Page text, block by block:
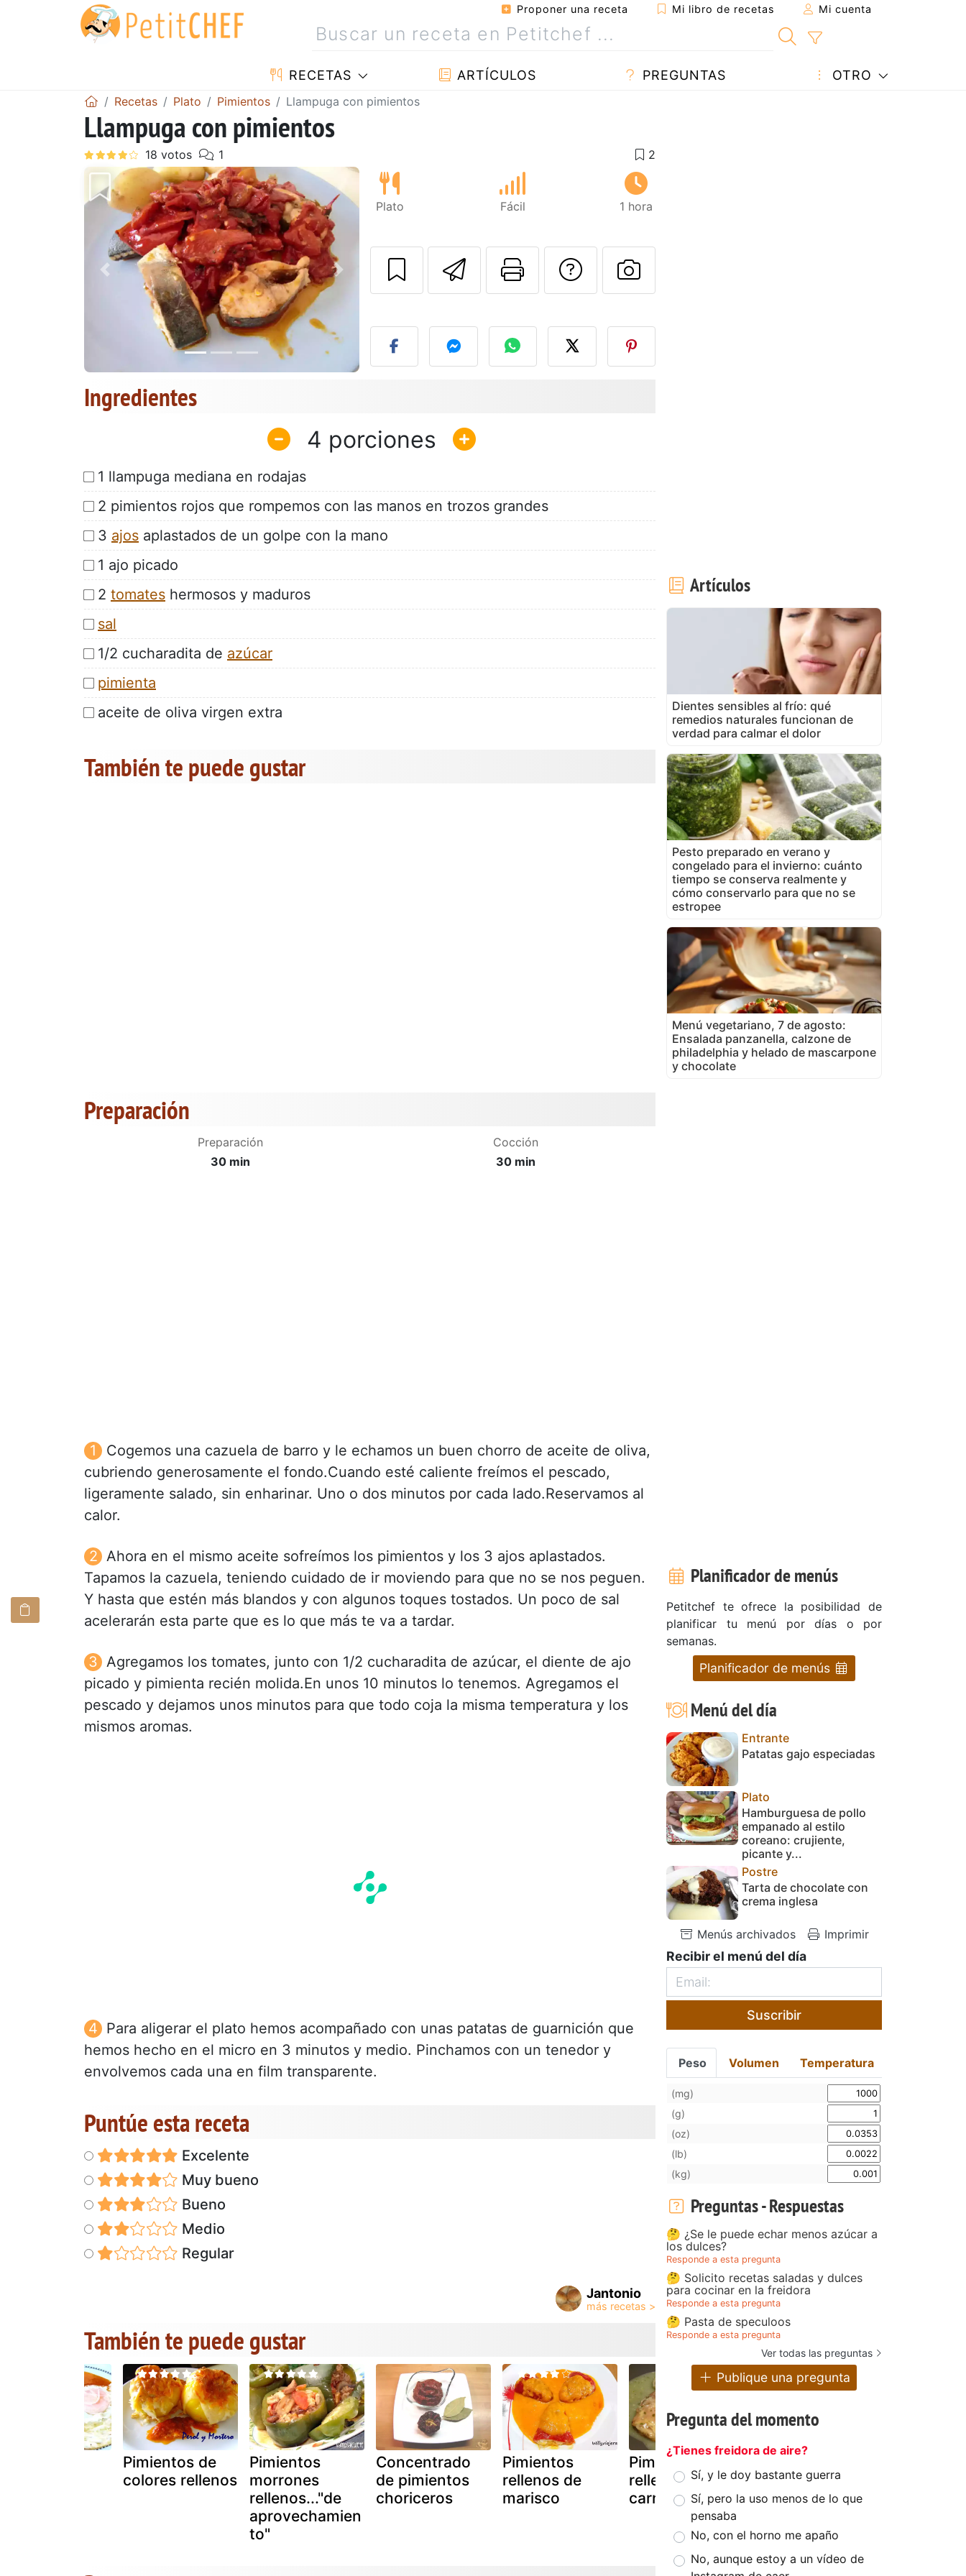
Proponer una receta Mi libro de recetas Mi cuenta
RECETAS ARTÍCULOS PREGUNTAS OTRO
Recetas Plato Pimientos Llampuga con pimientos
Llampuga con pimientos
Anterior Siguiente
Plato Fácil 1 hora
Enviar esta receta a un amigo
Imprimir esta página
Preguntar al autor
Publicar la foto de esta receta
Ingredientes
4
1 llampuga mediana en rodajas
2 pimientos rojos que rompemos con las manos en trozos grandes
3 ajos aplastados de un golpe con la mano
1 ajo picado
2 tomates hermosos y maduros
sal
1/2 cucharadita de azúcar
pimienta
aceite de oliva virgen extra
También te puede gustar
Preparación
Preparación
30 min
Cocción
30 min
Cogemos una cazuela de barro y le echamos un buen chorro de aceite de oliva,
cubriendo generosamente el fondo.Cuando esté caliente freímos el pescado,
ligeramente salado, sin enharinar. Uno o dos minutos por cada lado.Reservamos al
calor.
Ahora en el mismo aceite sofreímos los pimientos y los 3 ajos aplastados.
Tapamos la cazuela, teniendo cuidado de ir moviendo para que no se nos peguen.
Y hasta que estén más blandos y con algunos toques tostados. Un poco de sal
acelerarán esta parte que es lo que más te va a tardar.
Agregamos los tomates, junto con 1/2 cucharadita de azúcar, el diente de ajo
picado y pimienta recién molida.En unos 10 minutos lo tenemos. Agregamos el
pescado y dejamos unos minutos para que todo coja la misma temperatura y los
mismos aromas.
Para aligerar el plato hemos acompañado con unas patatas de guarnición que
hemos hecho en el micro en 3 minutos y medio. Pinchamos con un tenedor y
envolvemos cada una en film transparente.
Puntúe esta receta
Excelente
Muy bueno
Bueno
Medio
Regular
Jantonio
También te puede gustar
Pimientos de
colores rellenos
Pimientos
morrones
rellenos..."de
aprovechamien
to"
Concentrado
de pimientos
choriceros
Pimientos
rellenos de
marisco
Pimientos
rellenos de
carne
italianos
rellenos
Artículos
Dientes sensibles al frío: qué
remedios naturales funcionan de
verdad para calmar el dolor
Pesto preparado en verano y
congelado para el invierno: cuánto
tiempo se conserva realmente y
cómo conservarlo para que no se
estropee
Menú vegetariano, 7 de agosto:
Ensalada panzanella, calzone de
philadelphia y helado de mascarpone
y chocolate
Planificador de menús
Petitchef te ofrece la posibilidad de
planificar tu menú por días o por
semanas.
Planificador de menús
Menú del día
Entrante
Patatas gajo especiadas
Plato
Hamburguesa de pollo
empanado al estilo
coreano: crujiente,
picante y...
Postre
Tarta de chocolate con
crema inglesa
Menús archivados Imprimir
Recibir el menú del día
Suscribir
Peso Volumen Temperatura
(mg)
(g)
(oz)
(lb)
(kg)
Preguntas - Respuestas
🤔 ¿Se le puede echar menos azúcar a
los dulces?
Responde a esta pregunta
🤔 Solicito recetas saladas y dulces
para cocinar en la freidora
Responde a esta pregunta
🤔 Pasta de speculoos
Responde a esta pregunta
Ver todas las preguntas
Publique una pregunta
Pregunta del momento
¿Tienes freidora de aire?
Sí, y le doy bastante guerra
Sí, pero la uso menos de lo que
pensaba
No, con el horno me apaño
No, aunque estoy a un vídeo de